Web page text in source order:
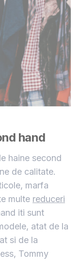
hand
haine second
de calitate.
marfa
multe reduceri
iti sunt
atat de la
si de la
Tommy